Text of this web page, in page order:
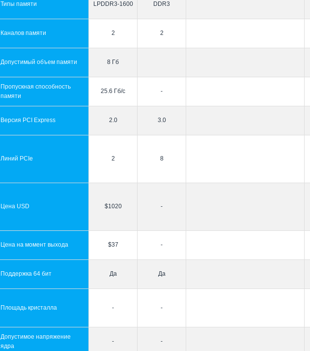
Типы памяти LPDDR3-1600 DDR3
Каналов памяти 2 2
Допустимый объем памяти 8 Гб
Пропускная способность
памяти
25.6 Гб/с -
Версия PCI Express 2.0 3.0
Линий PCIe 2 8
Цена USD $1020 -
Цена на момент выхода $37 -
Поддержка 64 бит Да Да
Площадь кристалла - -
Допустимое напряжение
ядра
- -